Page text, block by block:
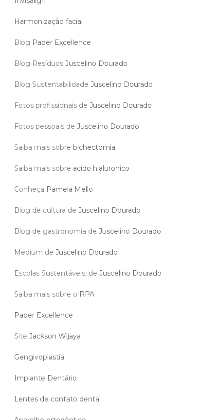
Harmonização facial
Blog Paper Excellence
Blog Resíduos Juscelino Dourado
Blog Sustentabilidade Juscelino Dourado
Fotos profissionais de Juscelino Dourado
Fotos pessoais de Juscelino Dourado
Saiba mais sobre bichectomia
Saiba mais sobre acido hialuronico
Conheça Pamela Mello
Blog de cultura de Juscelino Dourado
Blog de gastronomia de Juscelino Dourado
Medium de Juscelino Dourado
Escolas Sustentáveis, de Juscelino Dourado
Saiba mais sobre o RPA
Paper Excellence
Site Jackson Wijaya
Gengivoplastia
Implante Dentário
Lentes de contato dental